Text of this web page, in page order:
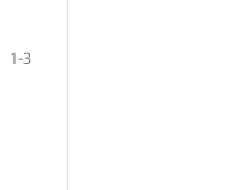
1-3